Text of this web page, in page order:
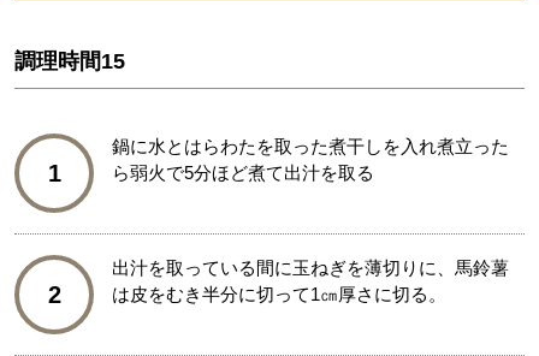
調理時間15
1
鍋に水とはらわたを取った煮干しを入れ煮立った
ら弱火で5分ほど煮て出汁を取る
2
出汁を取っている間に玉ねぎを薄切りに、馬鈴薯
は皮をむき半分に切って1㎝厚さに切る。